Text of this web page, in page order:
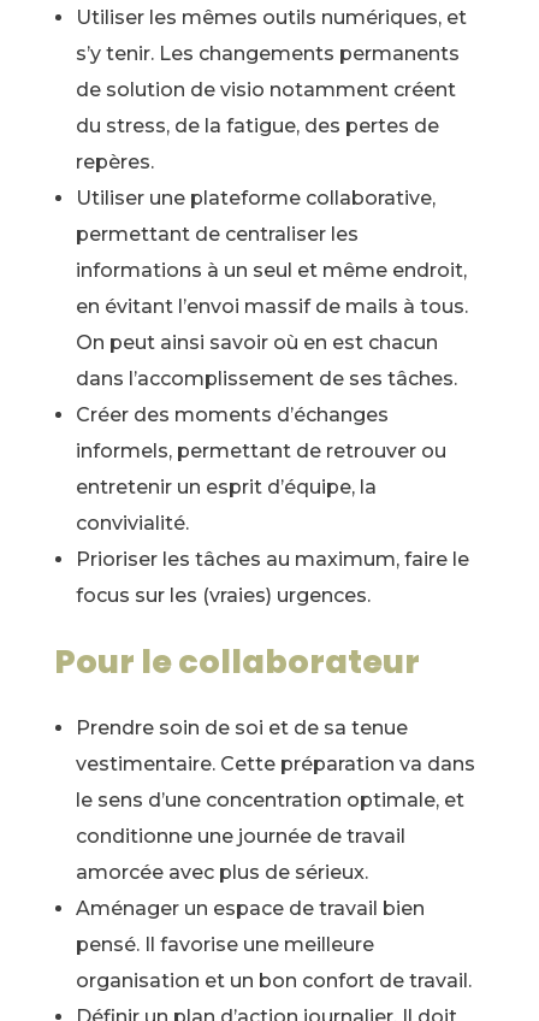
Utiliser les mêmes outils numériques, et
s’y tenir. Les changements permanents
de solution de visio notamment créent
du stress, de la fatigue, des pertes de
repères.
Utiliser une plateforme collaborative,
permettant de centraliser les
informations à un seul et même endroit,
en évitant l’envoi massif de mails à tous.
On peut ainsi savoir où en est chacun
dans l’accomplissement de ses tâches.
Créer des moments d’échanges
informels, permettant de retrouver ou
entretenir un esprit d’équipe, la
convivialité.
Prioriser les tâches au maximum, faire le
focus sur les (vraies) urgences.
Pour le collaborateur
Prendre soin de soi et de sa tenue
vestimentaire. Cette préparation va dans
le sens d’une concentration optimale, et
conditionne une journée de travail
amorcée avec plus de sérieux.
Aménager un espace de travail bien
pensé. Il favorise une meilleure
organisation et un bon confort de travail.